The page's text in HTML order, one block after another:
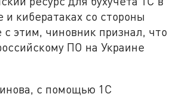
кибератаках со стороны
этим, чиновник признал, что
ПО на Украине
с помощью 1С